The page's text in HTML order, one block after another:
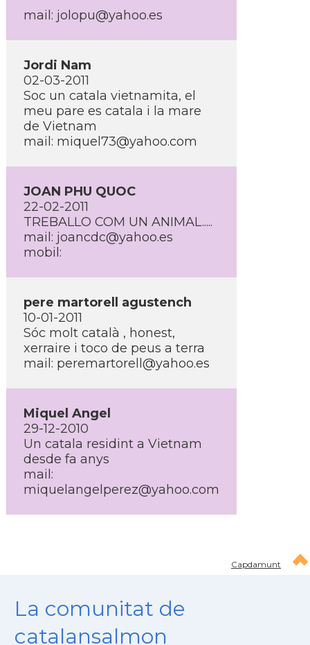
mail: jolopu@yahoo.es
Jordi Nam
02-03-2011
Soc un catala vietnamita, el
meu pare es catala i la mare
de Vietnam
mail: miquel73@yahoo.com
JOAN PHU QUOC
22-02-2011
TREBALLO COM UN ANIMAL.....
mail: joancdc@yahoo.es
mobil:
pere martorell agustench
10-01-2011
Sóc molt català , honest,
xerraire i toco de peus a terra
mail: peremartorell@yahoo.es
Miquel Angel
29-12-2010
Un catala residint a Vietnam
desde fa anys
mail:
miquelangelperez@yahoo.com
Capdamunt
La comunitat de
catalansalmon